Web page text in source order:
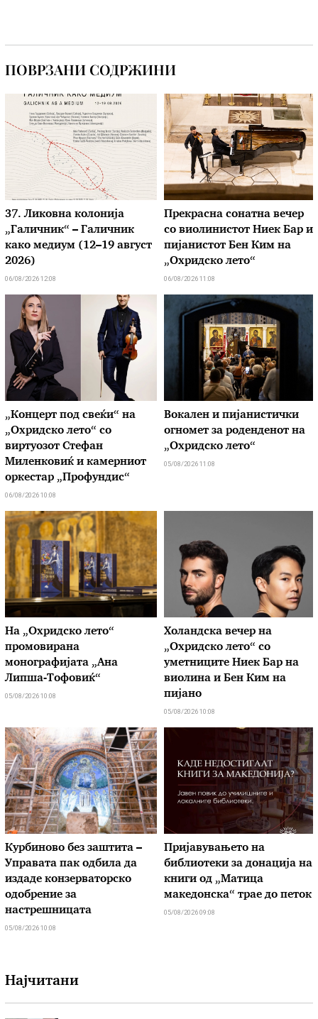
ПОВРЗАНИ СОДРЖИНИ
37. Ликовна колонија
„Галичник“ – Галичник
како медиум (12–19 август
2026)
06/08/2026 12:08
Прекрасна сонатна вечер
со виолинистот Ниек Бар и
пијанистот Бен Ким на
„Охридско лето“
06/08/2026 11:08
„Концерт под свеќи“ на
„Охридско лето“ со
виртуозот Стефан
Миленковиќ и камерниот
оркестар „Профундис“
06/08/2026 10:08
Вокален и пијанистички
огномет за роденденот на
„Охридско лето“
05/08/2026 11:08
На „Охридско лето“
промовирана
монографијата „Ана
Липша-Тофовиќ“
05/08/2026 10:08
Холандска вечер на
„Охридско лето“ со
уметниците Ниек Бар на
виолина и Бен Ким на
пијано
05/08/2026 10:08
Курбиново без заштита –
Управата пак одбила да
издаде конзерваторско
одобрение за
настрешницата
05/08/2026 10:08
Пријавувањето на
библиотеки за донација на
книги од „Матица
македонска“ трае до петок
05/08/2026 09:08
Најчитани